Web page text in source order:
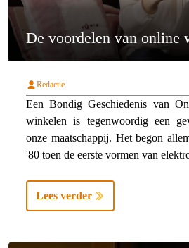
De voordelen van online
Redactie
Een Bondig Geschiedenis van
winkelen is tegenwoordig een
onze maatschappij. Het begon
'80 toen de eerste vormen van
Lees verder